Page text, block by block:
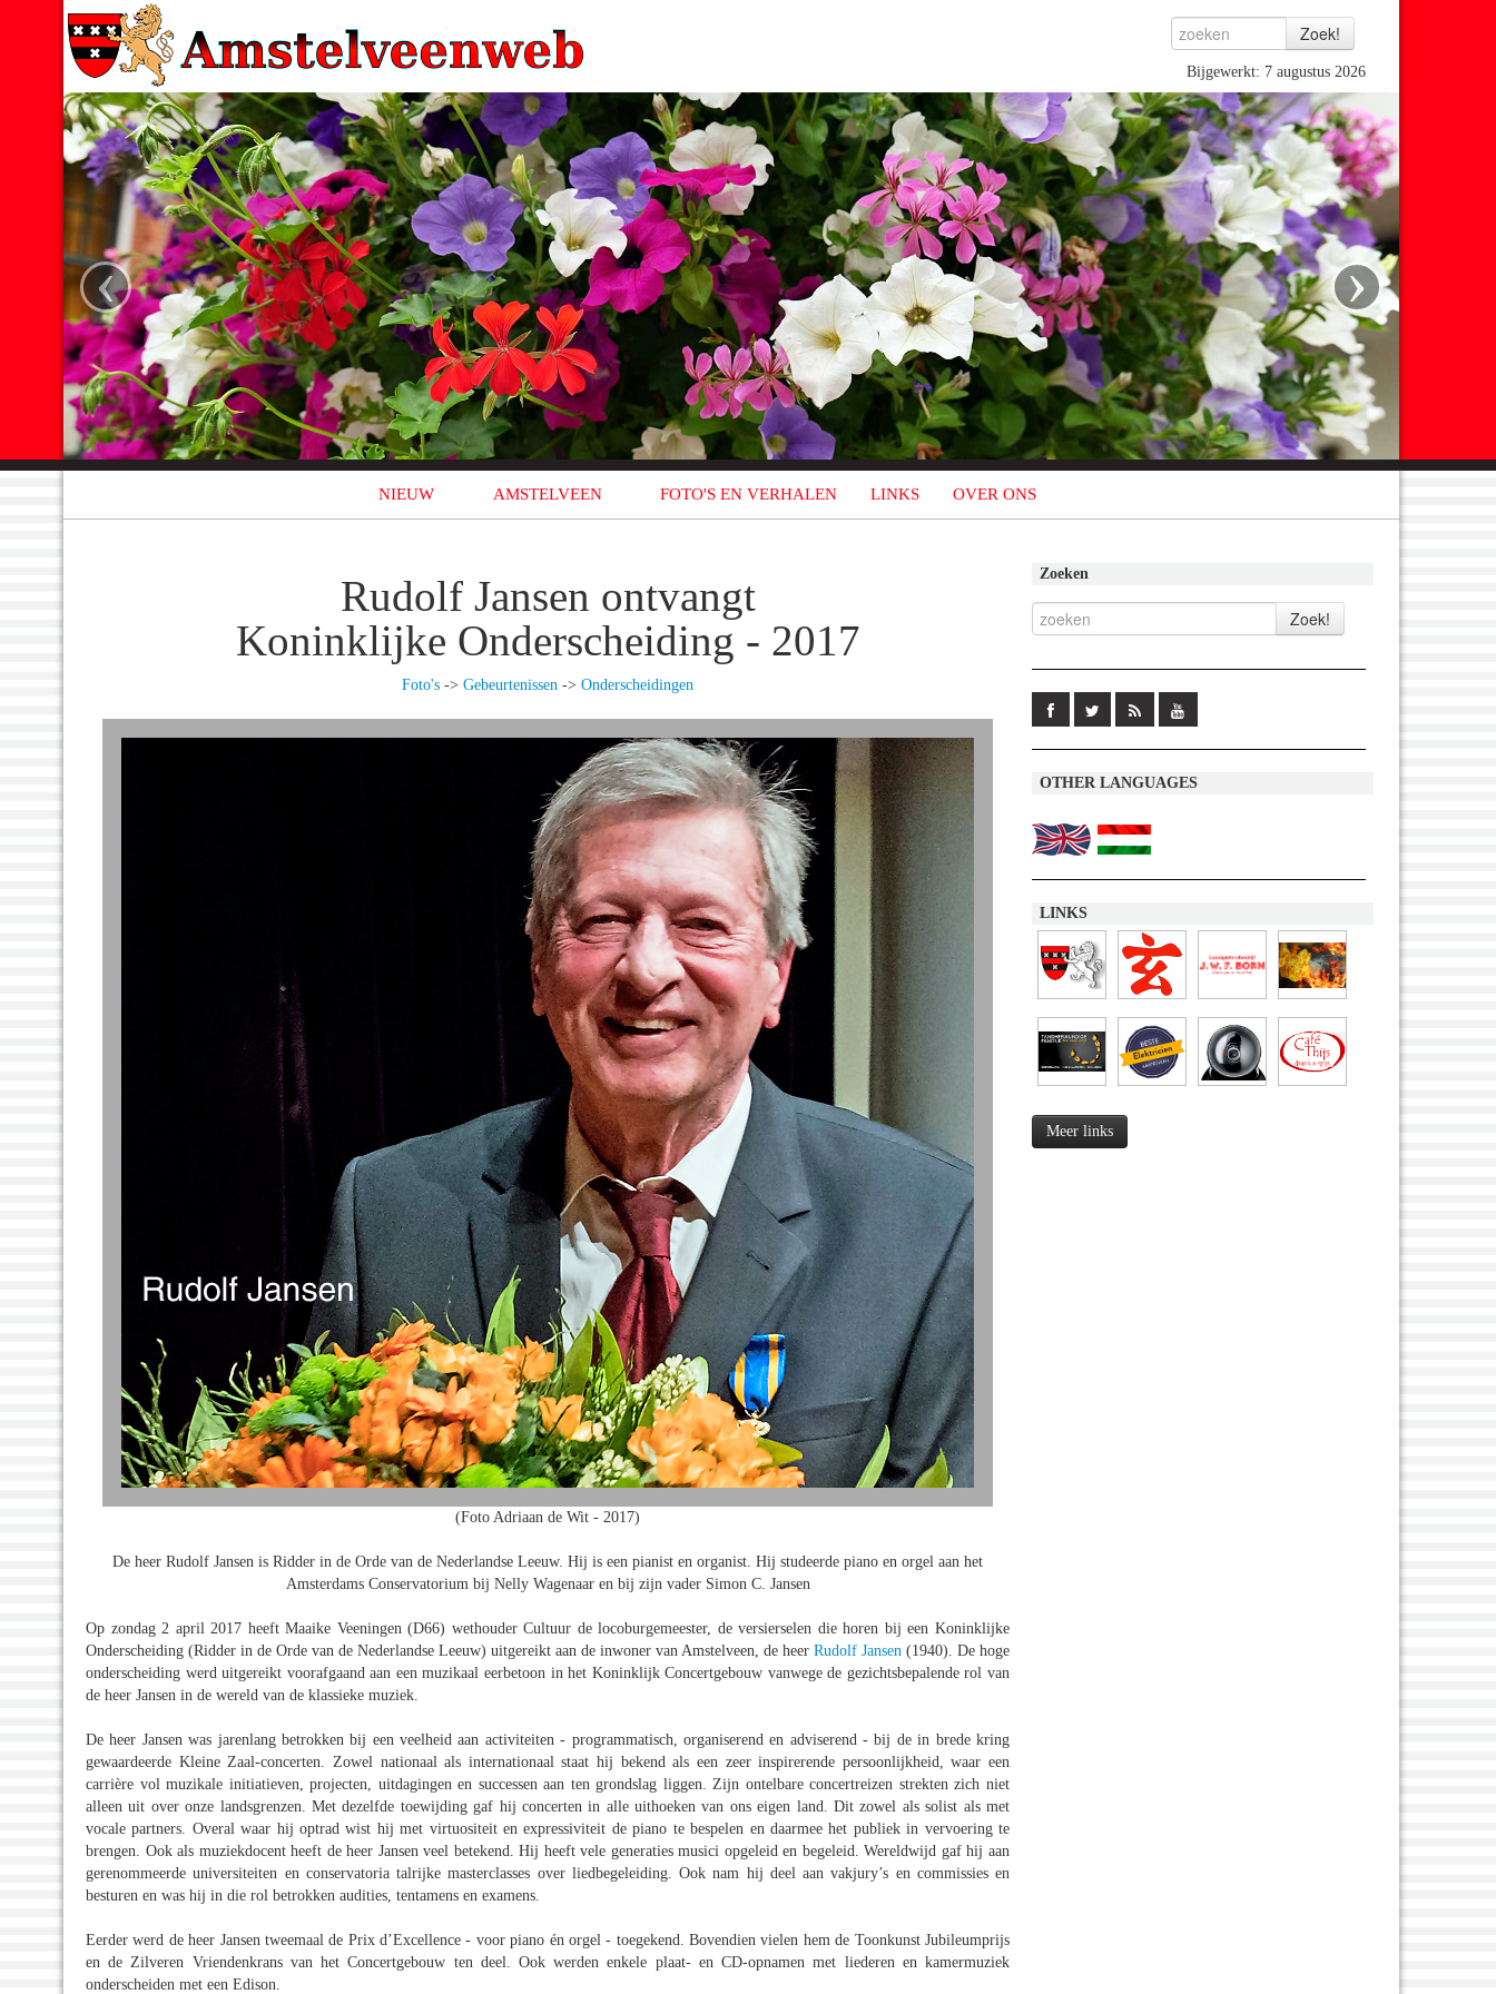
Bijgewerkt: 7 augustus 2026
‹ ›
NIEUW AMSTELVEEN FOTO'S EN VERHALEN LINKS OVER ONS
Rudolf Jansen ontvangt
Koninklijke Onderscheiding - 2017
Foto's -> Gebeurtenissen -> Onderscheidingen
(Foto Adriaan de Wit - 2017)
De heer Rudolf Jansen is Ridder in de Orde van de Nederlandse Leeuw. Hij is een pianist en organist. Hij studeerde piano en orgel aan het
Amsterdams Conservatorium bij Nelly Wagenaar en bij zijn vader Simon C. Jansen
Op zondag 2 april 2017 heeft Maaike Veeningen (D66) wethouder Cultuur de locoburgemeester, de versierselen die horen bij een Koninklijke
Onderscheiding (Ridder in de Orde van de Nederlandse Leeuw) uitgereikt aan de inwoner van Amstelveen, de heer Rudolf Jansen (1940). De hoge
onderscheiding werd uitgereikt voorafgaand aan een muzikaal eerbetoon in het Koninklijk Concertgebouw vanwege de gezichtsbepalende rol van
de heer Jansen in de wereld van de klassieke muziek.
De heer Jansen was jarenlang betrokken bij een veelheid aan activiteiten - programmatisch, organiserend en adviserend - bij de in brede kring
gewaardeerde Kleine Zaal-concerten. Zowel nationaal als internationaal staat hij bekend als een zeer inspirerende persoonlijkheid, waar een
carrière vol muzikale initiatieven, projecten, uitdagingen en successen aan ten grondslag liggen. Zijn ontelbare concertreizen strekten zich niet
alleen uit over onze landsgrenzen. Met dezelfde toewijding gaf hij concerten in alle uithoeken van ons eigen land. Dit zowel als solist als met
vocale partners. Overal waar hij optrad wist hij met virtuositeit en expressiviteit de piano te bespelen en daarmee het publiek in vervoering te
brengen. Ook als muziekdocent heeft de heer Jansen veel betekend. Hij heeft vele generaties musici opgeleid en begeleid. Wereldwijd gaf hij aan
gerenommeerde universiteiten en conservatoria talrijke masterclasses over liedbegeleiding. Ook nam hij deel aan vakjury’s en commissies en
besturen en was hij in die rol betrokken audities, tentamens en examens.
Eerder werd de heer Jansen tweemaal de Prix d’Excellence - voor piano én orgel - toegekend. Bovendien vielen hem de Toonkunst Jubileumprijs
en de Zilveren Vriendenkrans van het Concertgebouw ten deel. Ook werden enkele plaat- en CD-opnamen met liederen en kamermuziek
onderscheiden met een Edison.
Zoeken
OTHER LANGUAGES
LINKS
Meer links